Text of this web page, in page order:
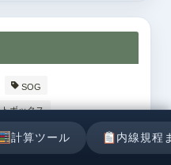
SOG
ボックス
スタンド
デンサ容量
計算ツール 内線規程